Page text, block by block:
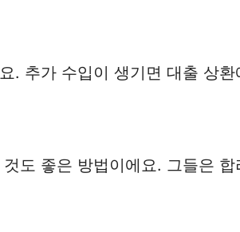
. 추가 수입이 생기면 대출 상
도 좋은 방법이에요. 그들은